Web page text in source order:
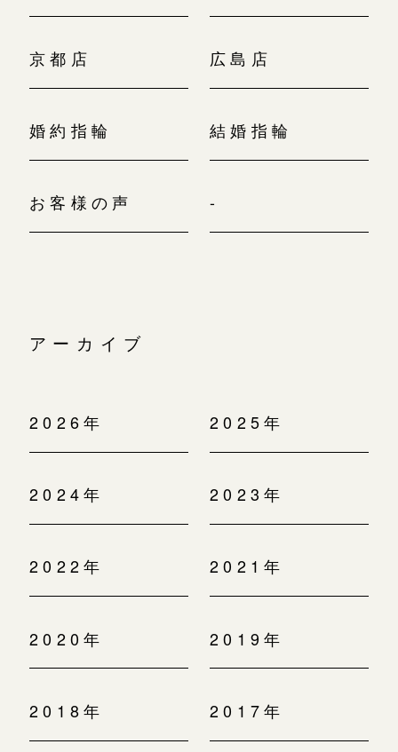
京都店 広島店
婚約指輪 結婚指輪
お客様の声 -
アーカイブ
2026年 2025年
2024年 2023年
2022年 2021年
2020年 2019年
2018年 2017年